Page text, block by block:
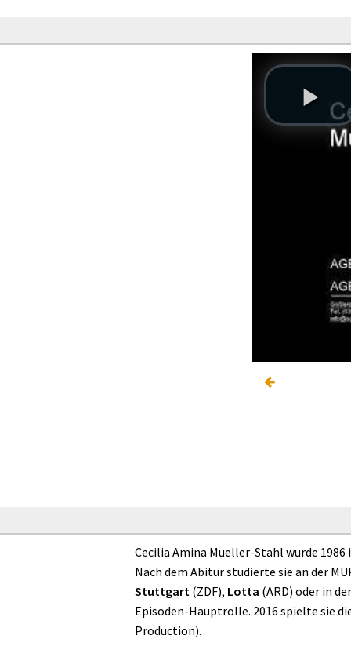
Cecilia Amina Mueller-Stahl wurde
Nach dem Abitur studierte sie an der
Stuttgart (ZDF), Lotta (ARD) oder in
Episoden-Hauptrolle. 2016 spielte sie
Production).